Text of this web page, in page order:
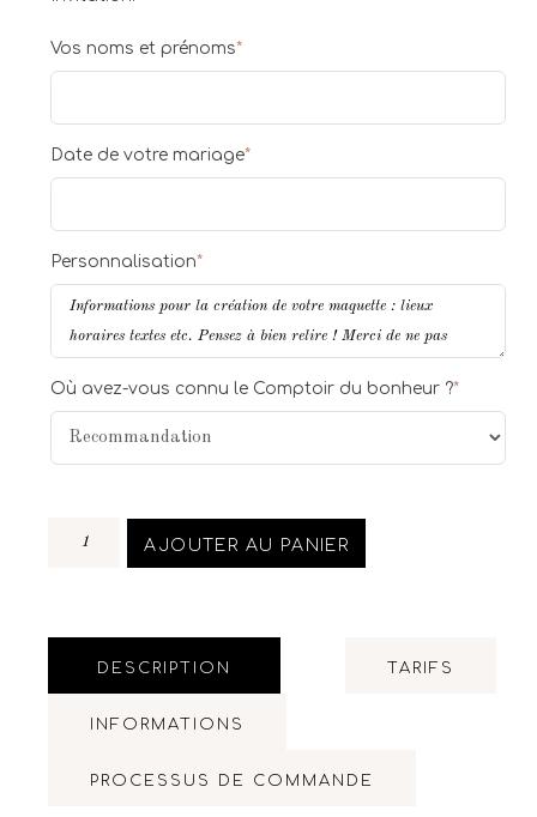
Vos noms et prénoms*
Date de votre mariage*
Personnalisation*
Où avez-vous connu le Comptoir du bonheur ?*
AJOUTER AU PANIER
DESCRIPTION TARIFS
INFORMATIONS
PROCESSUS DE COMMANDE